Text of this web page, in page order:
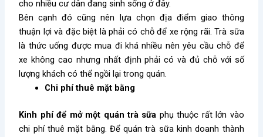
cho nhiều cư dân đang sinh sống ở đây.
Bên cạnh đó cũng nên lựa chọn địa điểm giao thông
thuận lợi và đặc biệt là phải có chỗ để xe rộng rãi. Trà sữa
là thức uống được mua đi khá nhiều nên yêu cầu chỗ để
xe không cao nhưng nhất định phải có và đủ chỗ với số
lượng khách có thể ngồi lại trong quán.
Chi phí thuê mặt bằng
Kinh phí để mở một quán trà sữa phụ thuộc rất lớn vào
chi phí thuê mặt bằng. Để quán trà sữa kinh doanh thành